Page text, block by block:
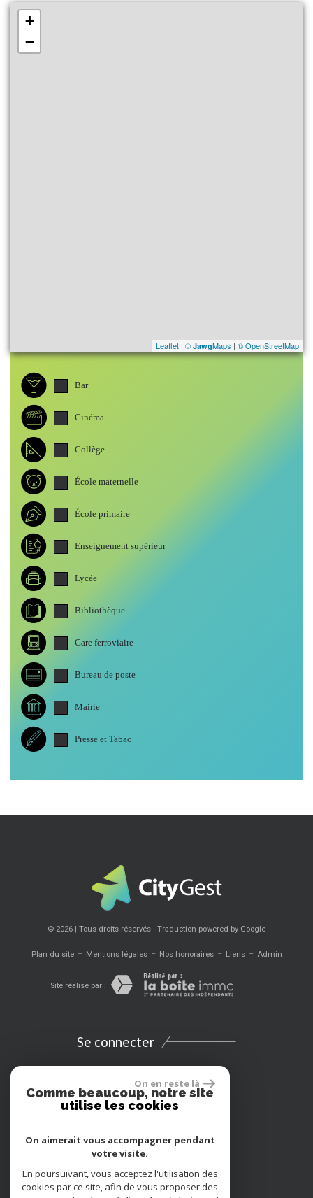
+
−
Leaflet | © JawgMaps | © OpenStreetMap
Bar
Cinéma
Collège
École maternelle
École primaire
Enseignement supérieur
Lycée
Bibliothèque
Gare ferroviaire
Bureau de poste
Mairie
Presse et Tabac
© 2026 | Tous droits réservés - Traduction powered by Google
Plan du site- Mentions légales- Nos honoraires- Liens- Admin
Site réalisé par :
Se connecter
Espace propriétaires
Extranet
Location vacances
Adhérents
On en reste là
Comme beaucoup, notre site
utilise les cookies
On aimerait vous accompagner pendant
votre visite.
En poursuivant, vous acceptez l'utilisation des
cookies par ce site, afin de vous proposer des